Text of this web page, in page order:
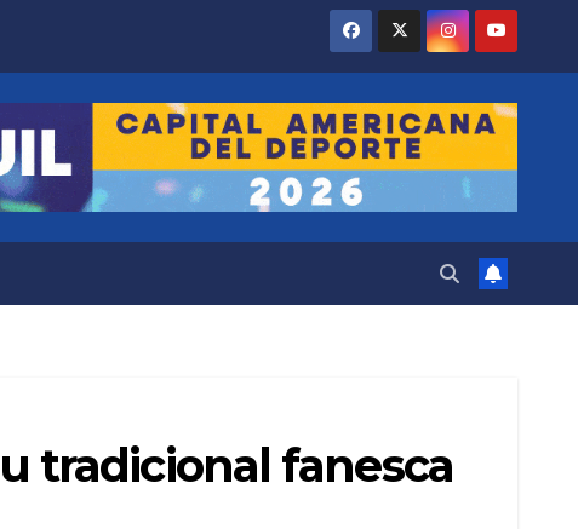
tradicional fanesca